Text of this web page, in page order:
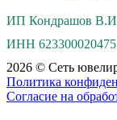
ИП Кондрашов
ИНН 623300020475
2026 © Сеть
Политика
Согласие на